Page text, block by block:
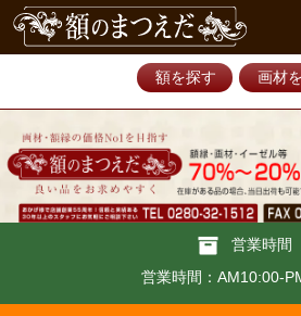
額を探す 画材
営業時間
営業時間：AM10:00-